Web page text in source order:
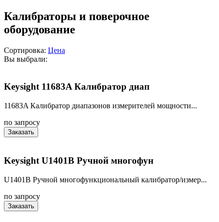
Калибраторы и поверочное
оборудование
Сортировка: Цена
Вы выбрали:
Keysight 11683A Калибратор диап
11683A Калибратор диапазонов измерителей мощности...
по запросу
Заказать
Keysight U1401B Ручной многофун
U1401B Ручной многофункциональный калибратор/измер...
по запросу
Заказать